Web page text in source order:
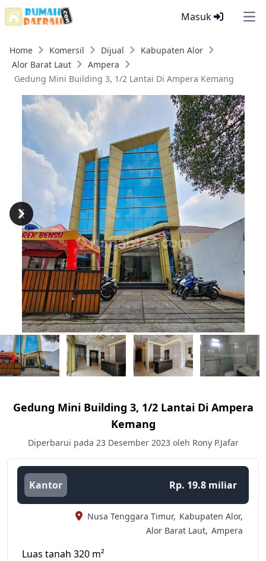
Masuk
Home Komersil Dijual
Kabupaten Alor
Alor Barat Laut
Ampera
Gedung Mini Building 3, 1/2 Lantai Di Ampera Kemang
Previous
Next
Gedung Mini Building 3, 1/2 Lantai Di Ampera
Kemang
Diperbarui pada 23 Desember 2023 oleh Rony P.Jafar
Kantor Rp. 19.8 miliar
Nusa Tenggara Timur, Kabupaten Alor,
Alor Barat Laut, Ampera
Luas tanah 320 m²